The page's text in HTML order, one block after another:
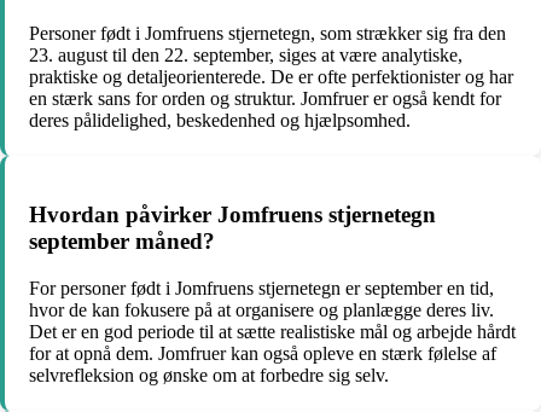
Personer født i Jomfruens stjernetegn, som strækker sig fra den
23. august til den 22. september, siges at være analytiske,
praktiske og detaljeorienterede. De er ofte perfektionister og har
en stærk sans for orden og struktur. Jomfruer er også kendt for
deres pålidelighed, beskedenhed og hjælpsomhed.
Hvordan påvirker Jomfruens stjernetegn
september måned?
For personer født i Jomfruens stjernetegn er september en tid,
hvor de kan fokusere på at organisere og planlægge deres liv.
Det er en god periode til at sætte realistiske mål og arbejde hårdt
for at opnå dem. Jomfruer kan også opleve en stærk følelse af
selvrefleksion og ønske om at forbedre sig selv.